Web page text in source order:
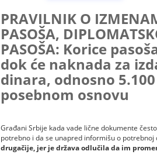
PRAVILNIK O
PASOŠA,
PASOŠA: Korice
dok će naknada za
dinara, odnosno
posebnom osnovu
Građani Srbije kada vade lične dokumente
potrebno i da se unapred informišu o
drugačije, jer je država odlučila da im